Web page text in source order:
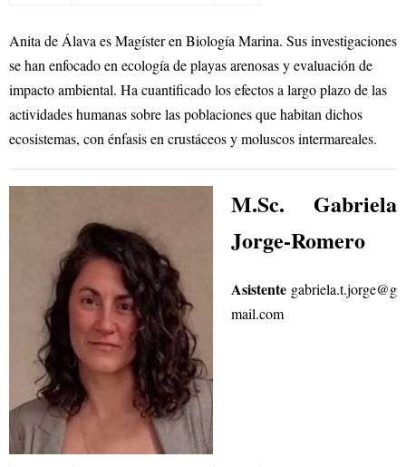
Anita de Álava es Magíster en Biología Marina. Sus investigaciones
se han enfocado en ecología de playas arenosas y evaluación de
impacto ambiental. Ha cuantificado los efectos a largo plazo de las
actividades humanas sobre las poblaciones que habitan dichos
ecosistemas, con énfasis en crustáceos y moluscos intermareales.
M.Sc. Gabriela
Jorge-Romero
Asistente gabriela.t.jorge@g
mail.com